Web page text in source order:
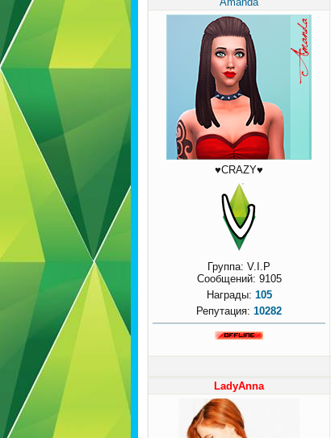
♥CRAZY♥
Группа: V.I.P
Сообщений: 9105
Награды: 105
Репутация: 10282
LadyAnna